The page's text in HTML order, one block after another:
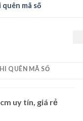
mã số
QUÊN MÃ SỐ
uy tín, giá rẻ